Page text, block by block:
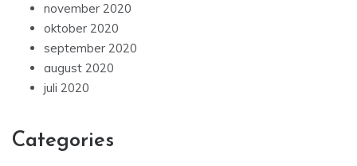
november 2020
oktober 2020
september 2020
august 2020
juli 2020
Categories